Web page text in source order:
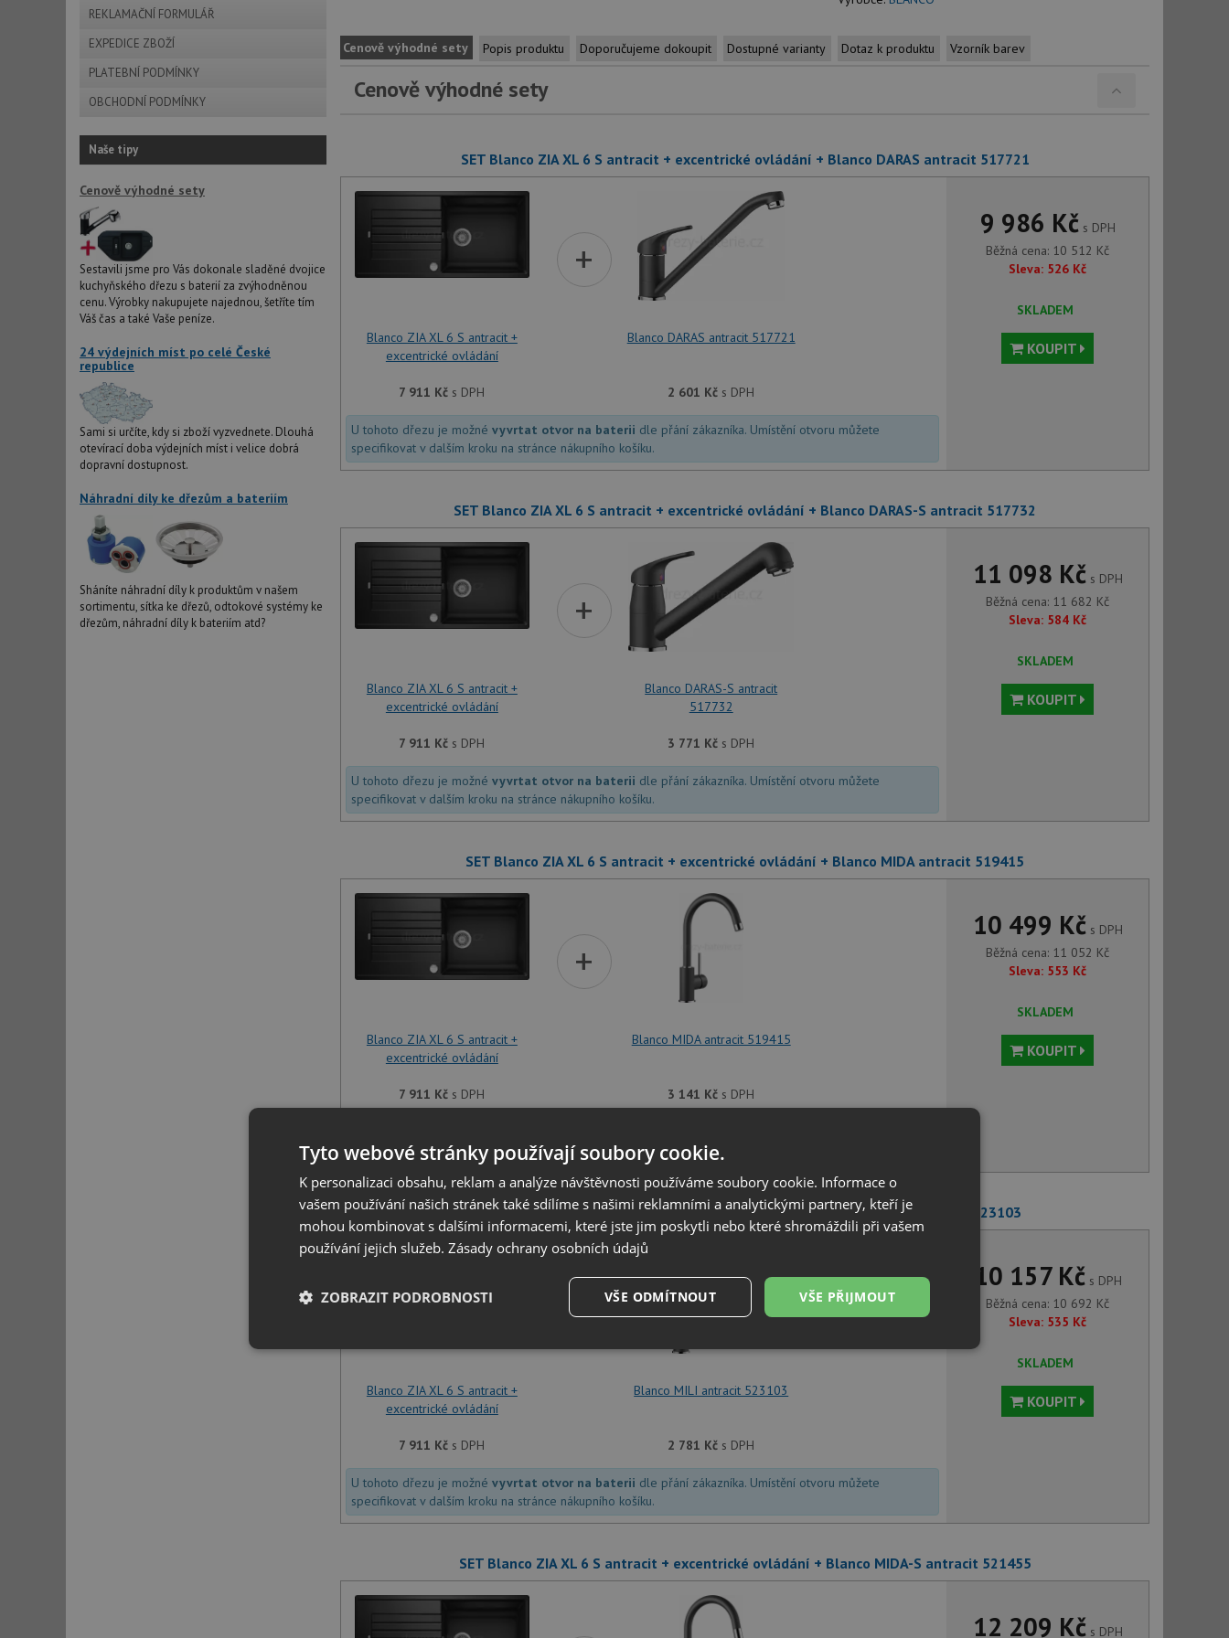
REKLAMAČNÍ FORMULÁŘ
EXPEDICE ZBOŽÍ
PLATEBNÍ PODMÍNKY
OBCHODNÍ PODMÍNKY
Naše tipy
Cenově výhodné sety
Sestavili jsme pro Vás dokonale sladěné dvojice
kuchyňského dřezu s baterií za zvýhodněnou
cenu. Výrobky nakupujete najednou, šetříte tím
Váš čas a také Vaše peníze.
24 výdejních míst po celé České
republice
Sami si určíte, kdy si zboží vyzvednete. Dlouhá
otevírací doba výdejních míst i velice dobrá
dopravní dostupnost.
Náhradní díly ke dřezům a bateriím
Sháníte náhradní díly k produktům v našem
sortimentu, sítka ke dřezů, odtokové systémy ke
dřezům, náhradní díly k bateriím atd?
Cenově výhodné sety Popis produktu Doporučujeme dokoupit Dostupné varianty Dotaz k produktu Vzorník barev
Cenově výhodné sety
SET Blanco ZIA XL 6 S antracit + excentrické ovládání + Blanco DARAS antracit 517721
Blanco ZIA XL 6 S antracit +
excentrické ovládání
7 911 Kč s DPH
+
Blanco DARAS antracit 517721
2 601 Kč s DPH
9 986 Kčs DPH
Běžná cena: 10 512 Kč
Sleva: 526 Kč
SKLADEM
KOUPIT
U tohoto dřezu je možné vyvrtat otvor na baterii dle přání zákazníka. Umístění otvoru můžete
specifikovat v dalším kroku na stránce nákupního košíku.
SET Blanco ZIA XL 6 S antracit + excentrické ovládání + Blanco DARAS-S antracit 517732
Blanco ZIA XL 6 S antracit +
excentrické ovládání
7 911 Kč s DPH
+
Blanco DARAS-S antracit
517732
3 771 Kč s DPH
11 098 Kčs DPH
Běžná cena: 11 682 Kč
Sleva: 584 Kč
SKLADEM
KOUPIT
U tohoto dřezu je možné vyvrtat otvor na baterii dle přání zákazníka. Umístění otvoru můžete
specifikovat v dalším kroku na stránce nákupního košíku.
SET Blanco ZIA XL 6 S antracit + excentrické ovládání + Blanco MIDA antracit 519415
Blanco ZIA XL 6 S antracit +
excentrické ovládání
7 911 Kč s DPH
+
Blanco MIDA antracit 519415
3 141 Kč s DPH
10 499 Kčs DPH
Běžná cena: 11 052 Kč
Sleva: 553 Kč
SKLADEM
KOUPIT
specifikovat v dalším kroku na stránce nákupního košíku.
SET Blanco ZIA XL 6 S antracit + excentrické ovládání + Blanco MILI antracit 523103
Blanco ZIA XL 6 S antracit +
excentrické ovládání
7 911 Kč s DPH
+
Blanco MILI antracit 523103
2 781 Kč s DPH
10 157 Kčs DPH
Běžná cena: 10 692 Kč
Sleva: 535 Kč
SKLADEM
KOUPIT
U tohoto dřezu je možné vyvrtat otvor na baterii dle přání zákazníka. Umístění otvoru můžete
specifikovat v dalším kroku na stránce nákupního košíku.
SET Blanco ZIA XL 6 S antracit + excentrické ovládání + Blanco MIDA-S antracit 521455
12 209 Kčs DPH
Tyto webové stránky používají soubory cookie.
K personalizaci obsahu, reklam a analýze návštěvnosti používáme soubory cookie. Informace o
vašem používání našich stránek také sdílíme s našimi reklamními a analytickými partnery, kteří je
mohou kombinovat s dalšími informacemi, které jste jim poskytli nebo které shromáždili při vašem
používání jejich služeb. Zásady ochrany osobních údajů
VŠE PŘIJMOUT
VŠE ODMÍTNOUT
ZOBRAZIT PODROBNOSTI
Nezbytně nutné
Výkonové
Soubory cílení Funkční soubory
Nezařazené
Nezbytně nutné soubory Výkonové soubory Soubory cílení
Název
Poskytovatel/
Doména
Vyprší Popis
.drezy-blanco.cz
Tento cookie se používá k jedinečné identifikaci zařízení, která
mají přístup k webové stránce, aby sledovala používání a zlepšila